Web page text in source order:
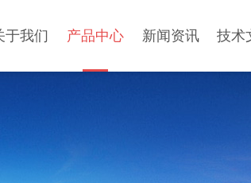
于我们 产品中心 新闻资讯 技术